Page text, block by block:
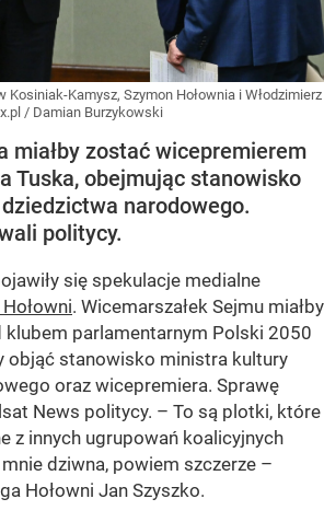
Kosiniak-Kamysz, Szymon Hołownia i Włodzimierz
/ Damian Burzykowski
miałby zostać wicepremierem
Tuska, obejmując stanowisko
narodowego.
politycy.
się spekulacje medialne
. Wicemarszałek Sejmu miałby
klubem parlamentarnym Polski 2050
objąć stanowisko ministra kultury
oraz wicepremiera. Sprawę
News politycy. – To są plotki, które
z innych ugrupowań koalicyjnych
dziwna, powiem szczerze –
Hołowni Jan Szyszko.